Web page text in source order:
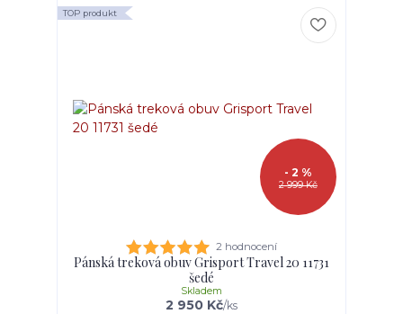
TOP produkt
2 999 Kč
- 2 %
2 hodnocení
Pánská treková obuv Grisport Travel 20 11731
šedé
2 950 Kč/ks
Skladem